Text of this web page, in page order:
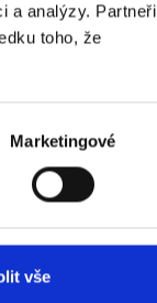
a analýzy. Partneři
toho, že
Marketingové
vše